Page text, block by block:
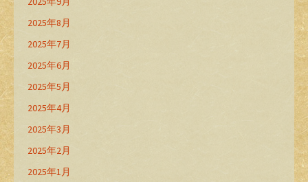
2025年8月
2025年7月
2025年6月
2025年5月
2025年4月
2025年3月
2025年2月
2025年1月